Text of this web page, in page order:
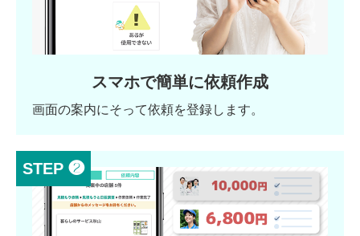
スマホで簡単に依頼作成
画面の案内にそって依頼を登録します。
STEP ❷